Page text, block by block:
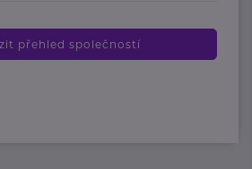
přehled společností